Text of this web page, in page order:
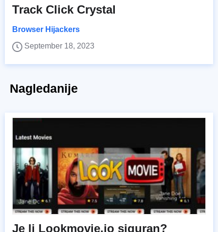
Track Click Crystal
Browser Hijackers
September 18, 2023
Nagledanije
Je li Lookmovie.io siguran?